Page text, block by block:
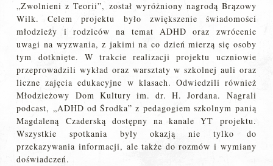
„Zwolnieni z Teorii”, został wyróżniony nagrodą Brązowy
Wilk. Celem projektu było zwiększenie świadomości
młodzieży i rodziców na temat ADHD oraz zwrócenie
uwagi na wyzwania, z jakimi na co dzień mierzą się osoby
tym dotknięte. W trakcie realizacji projektu uczniowie
przeprowadzili wykład oraz warsztaty w szkolnej auli oraz
liczne zajęcia edukacyjne w klasach. Odwiedzili również
Młodzieżowy Dom Kultury im. dr. H. Jordana. Nagrali
podcast, „ADHD od Środka” z pedagogiem szkolnym panią
Magdaleną Czaderską dostępny na kanale YT projektu.
Wszystkie spotkania były okazją nie tylko do
przekazywania informacji, ale także do rozmów i wymiany
doświadczeń.